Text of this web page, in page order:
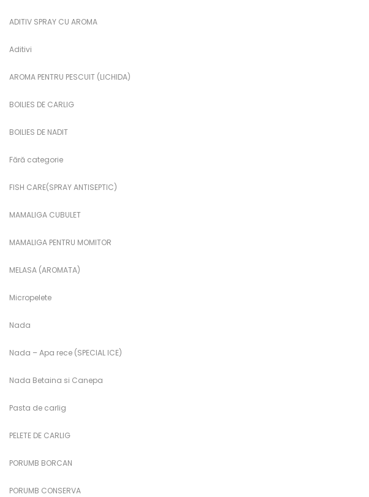
ADITIV SPRAY CU AROMA
Aditivi
AROMA PENTRU PESCUIT (LICHIDA)
BOILIES DE CARLIG
BOILIES DE NADIT
Fără categorie
FISH CARE(SPRAY ANTISEPTIC)
MAMALIGA CUBULET
MAMALIGA PENTRU MOMITOR
MELASA (AROMATA)
Micropelete
Nada
Nada – Apa rece (SPECIAL ICE)
Nada Betaina si Canepa
Pasta de carlig
PELETE DE CARLIG
PORUMB BORCAN
PORUMB CONSERVA